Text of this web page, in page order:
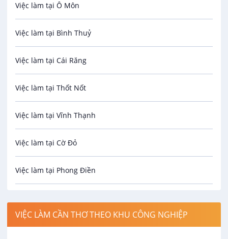
An toàn lao động
Bảo hiểm
Biên phiên dịch
Bưu chính viễn thông
Cơ khí
Công nghệ sinh học
Công nghệ thực phẩm
Điện / Điện tử / Điện lạnh
Hàng hải / Hàng không
Việc làm tại Ô Môn
Việc làm tại Bình Thuỷ
Việc làm tại Cái Răng
Việc làm tại Thốt Nốt
Việc làm tại Vĩnh Thạnh
Việc làm tại Cờ Đỏ
Việc làm tại Phong Điền
Việc làm tại Cái Khế
VIỆC LÀM CẦN THƠ THEO KHU CÔNG NGHIỆP